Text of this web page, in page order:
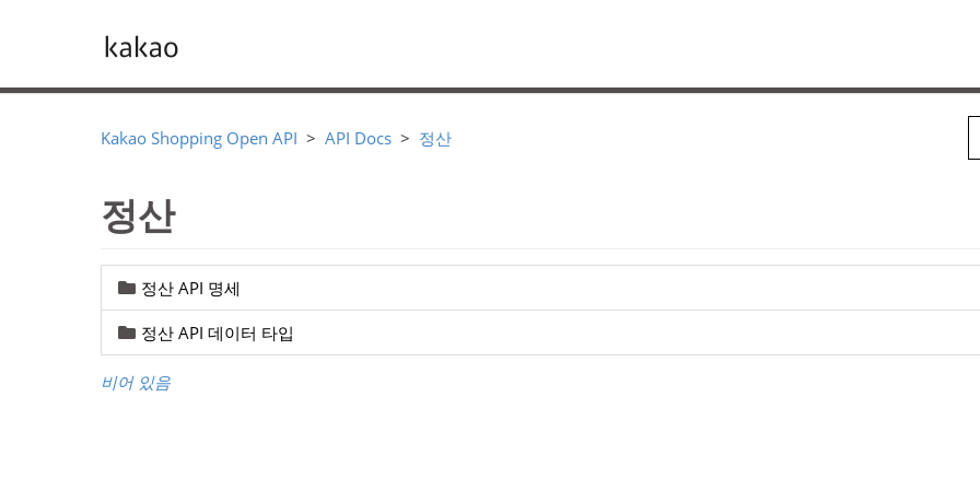
Kakao Shopping Open API API Docs 정산
정산
정산 API 명세
정산 API 데이터 타입
비어 있음